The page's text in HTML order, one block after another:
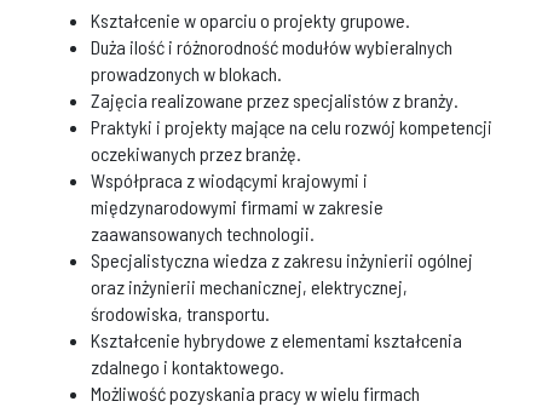
Kształcenie w oparciu o projekty grupowe.
Duża ilość i różnorodność modułów wybieralnych
prowadzonych w blokach.
Zajęcia realizowane przez specjalistów z branży.
Praktyki i projekty mające na celu rozwój kompetencji
oczekiwanych przez branżę.
Współpraca z wiodącymi krajowymi i
międzynarodowymi firmami w zakresie
zaawansowanych technologii.
Specjalistyczna wiedza z zakresu inżynierii ogólnej
oraz inżynierii mechanicznej, elektrycznej,
środowiska, transportu.
Kształcenie hybrydowe z elementami kształcenia
zdalnego i kontaktowego.
Możliwość pozyskania pracy w wielu firmach